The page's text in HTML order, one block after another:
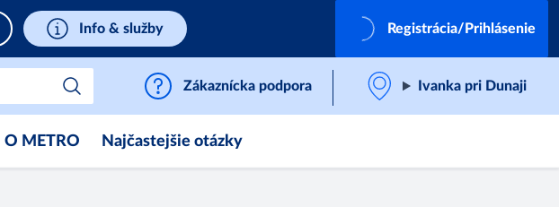
Info & služby Registrácia/Prihlásenie
Zákaznícka podpora Ivanka pri Dunaji
O METRO Najčastejšie otázky